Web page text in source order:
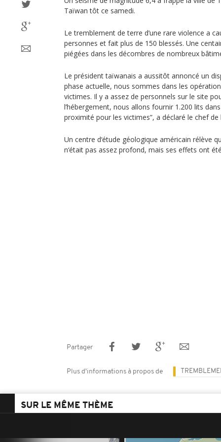
Taïwan tôt ce samedi.
Le tremblement de terre d’une rare violence a
personnes et fait plus de 150 blessés. Une
piégées dans les décombres de nombreux
Le président taïwanais a aussitôt annoncé un
phase actuelle, nous sommes dans les
victimes. Il y a assez de personnels sur le site
l’hébergement, nous allons fournir 1.200 lits
proximité pour les victimes”, a déclaré le chef de
Un centre d‘étude géologique américain rélève
n‘était pas assez profond, mais ses effets ont
Partager
Plus d'informations à propos de
SUR LE MÊME THÈME